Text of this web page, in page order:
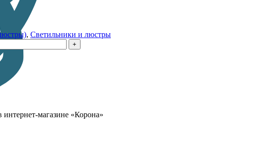
, Светильники и люстры
магазине «Корона»